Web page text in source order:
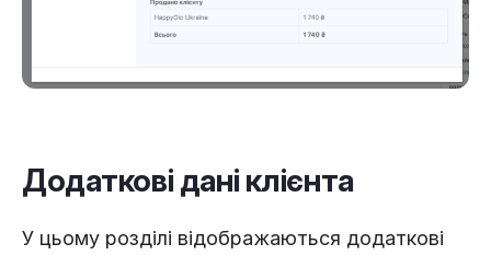
Додаткові дані клієнта
У цьому розділі відображаються додаткові